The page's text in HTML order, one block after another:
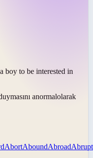
boy to be interested in
anormalolarak
AbortAboundAbroad